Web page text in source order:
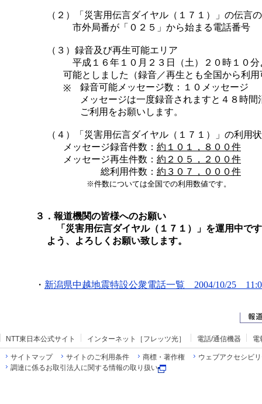
（２）
「災害用伝言ダイヤル（１７１）」の伝言
市外局番が「０２５」から始まる電話番号
（３）録音及び再生可能エリア
平成１６年１０月２３日（土）２０時１０
可能としました（録音／再生とも全国から利用
※ 録音可能メッセージ数：１０メッセージ
メッセージは一度録音されますと４８時
ご利用をお願いします。
（４）
「災害用伝言ダイヤル（１７１）」の利用
メッセージ録音件数： 約１０１，８００件
メッセージ再生件数： 約２０５，２００件
総利用件数： 約３０７，０００件
※件数については全国での利用数値です。
３．報道機関の皆様へのお願い
「災害用伝言ダイヤル（１７１）」を運用中で
よう、よろしくお願い致します。
・ 新潟県中越地震特設公衆電話一覧 2004/10/25
NTT東日本公式サイト インターネット［フレッツ光］ 電話/通信機器 電
サイトマップ サイトのご利用条件 商標・著作権
ウェブアクセシビ
調達に係るお取引法人に関する情報の取り扱い